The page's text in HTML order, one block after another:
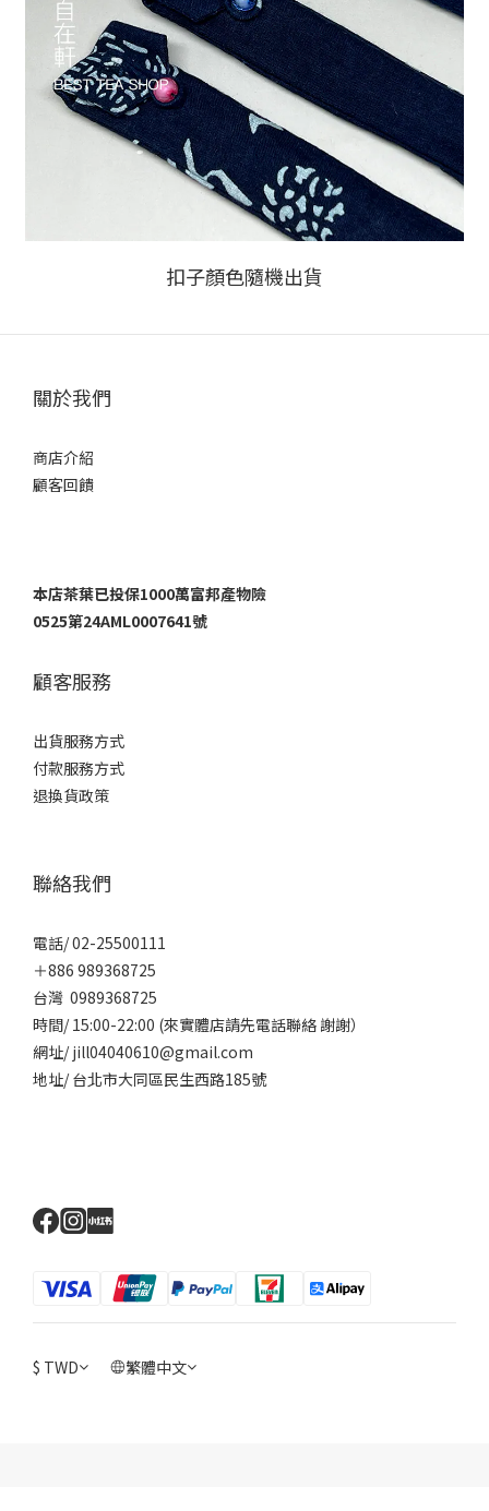
扣子顏色隨機出貨
關於我們
商店介紹
顧客回饋
本店茶葉已投保1000萬富邦產物險
0525第24AML0007641號
顧客服務
出貨服務方式
付款服務方式
退換貨政策
聯絡我們
電話/ 02-25500111
＋886 989368725
台灣 0989368725
時間/ 15:00-22:00 (來實體店請先電話聯絡 謝謝）
網址/ jill04040610@gmail.com
地址/ 台北市大同區民生西路185號
$ TWD 繁體中文